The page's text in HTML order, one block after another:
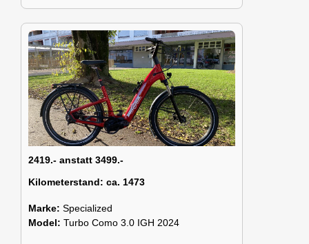
2419.- anstatt 3499.-
Kilometerstand: ca. 1473
Marke: Specialized
Model: Turbo Como 3.0 IGH 2024